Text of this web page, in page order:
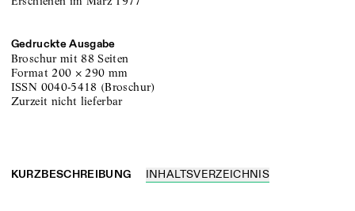
Gedruckte Ausgabe
Broschur mit 88 Seiten
Format200 ×290 mm
ISSN 0040-5418 (Broschur)
zurzeit nicht lieferbar
KURZBESCHREIBUNG INHALTSVERZEICHNIS